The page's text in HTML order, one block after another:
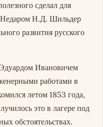
сделал для
Недаром Н.Д. Шильдер
развития русского
Ивановичем
работами в
летом 1853 года,
это в лагере под
обстоятельствах.